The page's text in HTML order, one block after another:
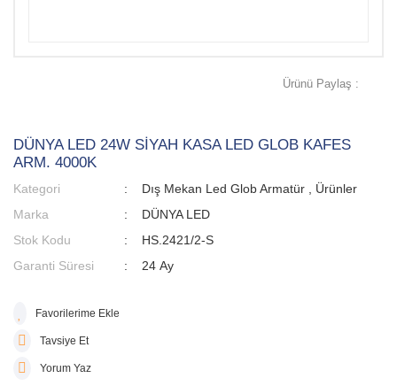
Ürünü Paylaş :
DÜNYA LED 24W SİYAH KASA LED GLOB KAFES
ARM. 4000K
Kategori Dış Mekan Led Glob Armatür
Ürünler
Marka
DÜNYA LED
Stok Kodu
HS.2421/2-S
Garanti Süresi
24 Ay
Tavsiye Et
Yorum Yaz